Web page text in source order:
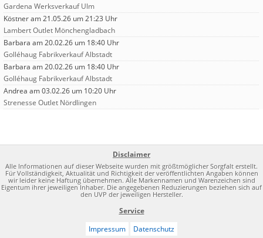
Gardena Werksverkauf Ulm
Köstneram 21.05.26 um 21:23 Uhr
Lambert Outlet Mönchengladbach
Barbara am 20.02.26 um 18:40 Uhr
Golléhaug Fabrikverkauf Albstadt
Barbara am 20.02.26 um 18:40 Uhr
Golléhaug Fabrikverkauf Albstadt
Andrea am 03.02.26 um 10:20 Uhr
Strenesse Outlet Nördlingen
Disclaimer
Alle Informationen auf dieser Webseite wurden mit größtmöglicher Sorgfalt erstellt.
Für Vollständigkeit, Aktualität und Richtigkeit der veröffentlichten Angaben können
wir leider keine Haftung übernehmen. Alle Markennamen und Warenzeichen sind
Eigentum ihrer jeweiligen Inhaber. Die angegebenen Reduzierungen beziehen sich auf
den UVP der jeweiligen Hersteller.
Service
Impressum
Datenschutz